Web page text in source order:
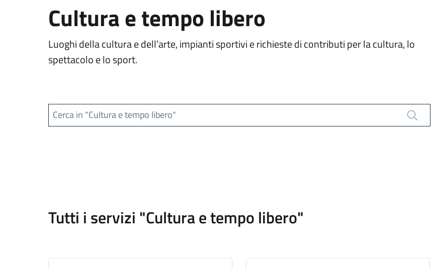
Cultura e tempo libero
Luoghi della cultura e dell’arte, impianti sportivi e richieste di contributi per la cultura, lo
spettacolo e lo sport.
Cerca in "Cultura e tempo libero"
Cerca
Tutti i servizi "Cultura e tempo libero"